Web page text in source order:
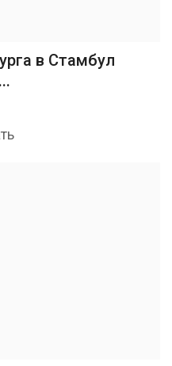
в Стамбул